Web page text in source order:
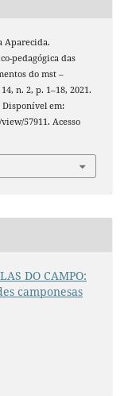
Aparecida.
pedagógica das
do mst –
14, n. 2, p. 1–18, 2021.
Disponível em:
57911. Acesso
DO CAMPO:
camponesas